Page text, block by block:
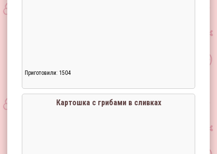
Приготовили: 1504
Картошка с грибами в сливках